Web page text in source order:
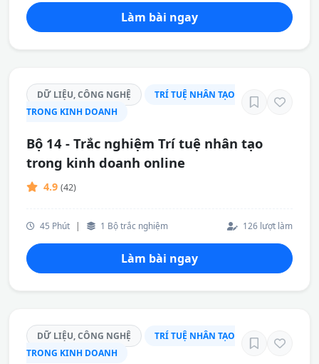
Làm bài ngay
DỮ LIỆU, CÔNG NGHỆ
TRÍ TUỆ NHÂN TẠO
TRONG KINH DOANH
Bộ 14 - Trắc nghiệm Trí tuệ nhân tạo
trong kinh doanh online
4.9 (42)
45 Phút | 1 Bộ trắc nghiệm 126 lượt làm
Làm bài ngay
DỮ LIỆU, CÔNG NGHỆ
TRÍ TUỆ NHÂN TẠO
TRONG KINH DOANH